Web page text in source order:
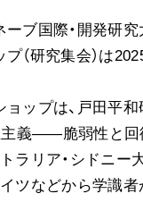
ブ国際・開発研究
（研究集会）は
ップは、戸田平
主義――脆弱性と回
ラリア・シドニー
ツなどから学識者